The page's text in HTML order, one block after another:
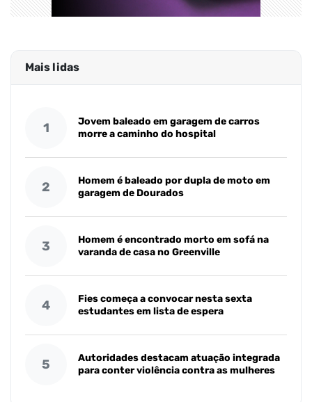
Mais lidas
1
Jovem baleado em garagem de carros
morre a caminho do hospital
2
Homem é baleado por dupla de moto em
garagem de Dourados
3
Homem é encontrado morto em sofá na
varanda de casa no Greenville
4
Fies começa a convocar nesta sexta
estudantes em lista de espera
5
Autoridades destacam atuação integrada
para conter violência contra as mulheres